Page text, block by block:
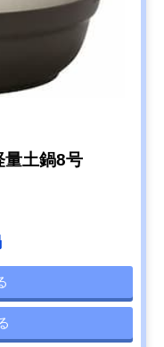
土鍋8号